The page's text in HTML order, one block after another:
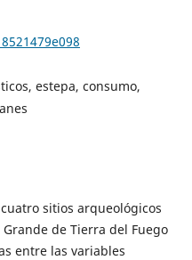
estepa, consumo,
sitios arqueológicos
de Tierra del Fuego
entre las variables